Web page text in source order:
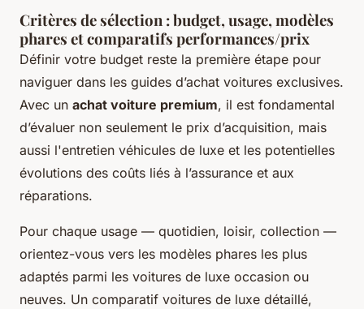
Critères de sélection : budget, usage, modèles
phares et comparatifs performances/prix
Définir votre budget reste la première étape pour
naviguer dans les guides d’achat voitures exclusives.
Avec un achat voiture premium, il est fondamental
d’évaluer non seulement le prix d’acquisition, mais
aussi l'entretien véhicules de luxe et les potentielles
évolutions des coûts liés à l’assurance et aux
réparations.
Pour chaque usage — quotidien, loisir, collection —
orientez-vous vers les modèles phares les plus
adaptés parmi les voitures de luxe occasion ou
neuves. Un comparatif voitures de luxe détaillé,